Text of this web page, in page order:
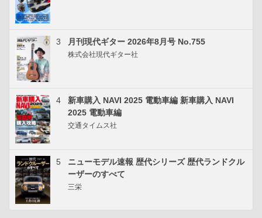
3 月刊現代ギター 2026年8月号 No.755
株式会社現代ギター社
4
新車購入 NAVI 2025 電動車編 新車購入 NAVI
2025 電動車編
交通タイムス社
5
ニューモデル速報 歴代シリーズ 歴代ランドクル
ーザーのすべて
三栄